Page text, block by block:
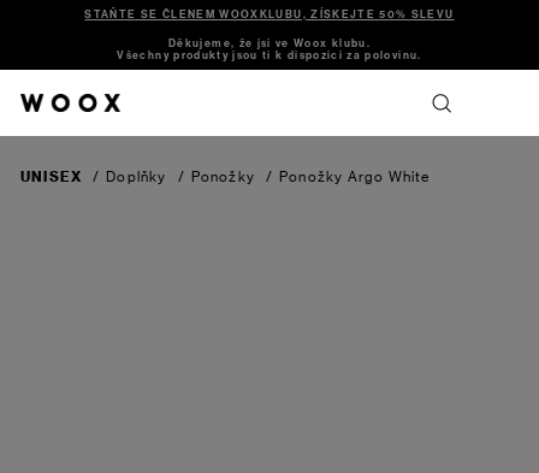
STAŇTE SE ČLENEM WOOXKLUBU, ZÍSKEJTE 50% SLEVU
Děkujeme, že jsi ve Woox klubu.
Všechny produkty jsou ti k dispozici za polovinu.
UNISEX / Doplňky / Ponožky / Ponožky Argo White